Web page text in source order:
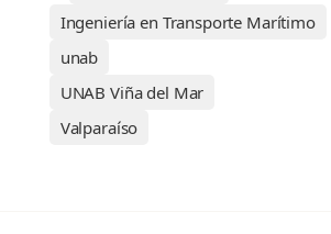
Ingeniería en Transporte Marítimo
unab
UNAB Viña del Mar
Valparaíso